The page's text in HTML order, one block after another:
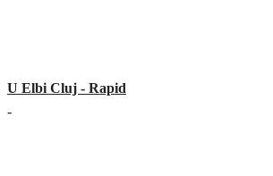
U Elbi Cluj - Rapid
-